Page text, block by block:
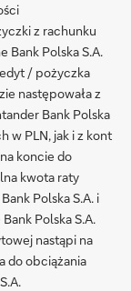
z rachunku
Bank Polska S.A.
/ pożyczka
następowała z
Bank Polska
w PLN, jak i z kont
koncie do
kwota raty
Polska S.A. i
Polska S.A.
nastąpi na
do obciążania